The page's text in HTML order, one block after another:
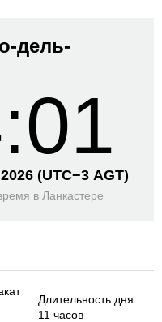
дель-
(UTC−3 AGT)
в Ланкастере
Длительность дня
11 часов